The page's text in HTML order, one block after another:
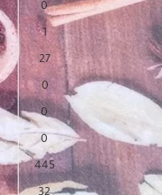
ENJOY YOUR GIFT 10%
OFF
COUPON10
NEVER EXPIRE
0
1
27
0
0
0
445